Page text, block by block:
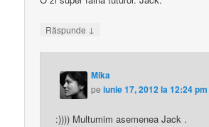
Răspunde ↓
Mika
peiunie 17, 2012 la 12:24 pm
:)))) Multumim asemenea Jack .